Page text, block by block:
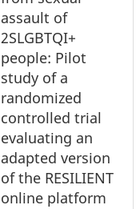
assault of
2SLGBTQI+
people: Pilot
study of a
randomized
controlled trial
evaluating an
adapted version
of the RESILIENT
online platform